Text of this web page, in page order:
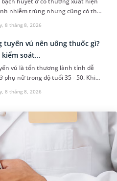
8 tháng 8, 2026
nhiễm trùng nhưng cũng có thể
lao hạch hoặc ung thư. Để tìm
nhân gây viêm,...
8 tháng 8, 2026
tuyến vú nên uống thuốc gì?
soát...
vú là tổn thương lành tính dễ
phụ nữ trong độ tuổi 35 - 50. Khi
đoán mắc bệnh, nhiều người
khoăn u nang tuyến v...